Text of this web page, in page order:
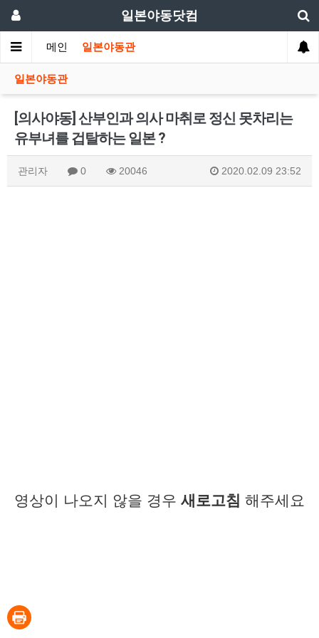
일본야동닷컴
메인 일본야동관
일본야동관
[의사야동] 산부인과 의사 마취로 정신 못차리는
유부녀를 겁탈하는 일본 ?
관리자 0 20046 2020.02.09 23:52
영상이 나오지 않을 경우 새로고침 해주세요